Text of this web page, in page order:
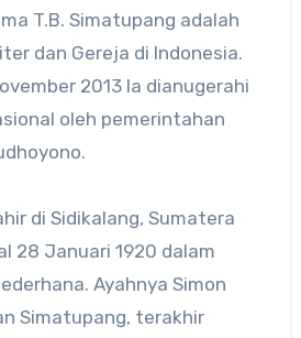
T.B. Simatupang adalah
dan Gereja di Indonesia.
2013 Ia dianugerahi
oleh pemerintahan
di Sidikalang, Sumatera
28 Januari 1920 dalam
Ayahnya Simon
Simatupang, terakhir